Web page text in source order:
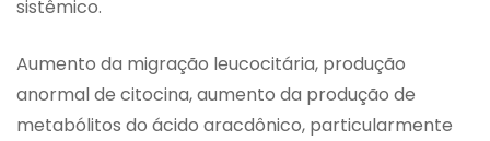
sistêmico.
Aumento da migração leucocitária, produção
anormal de citocina, aumento da produção de
metabólitos do ácido aracdônico, particularmente